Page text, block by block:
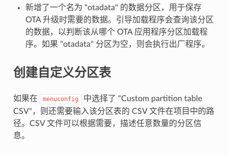
新增了一个名为 "otadata" 的数据分区，用于保存
OTA 升级时需要的数据。引导加载程序会查询该分区
的数据，以判断该从哪个 OTA 应用程序分区加载程
序。如果 "otadata" 分区为空，则会执行出厂程序。
创建自定义分区表
如果在 menuconfig
中选择了 "Custom partition table
CSV"，则还需要输入该分区表的 CSV 文件在项目中的路
径。CSV 文件可以根据需要，描述任意数量的分区信
息。